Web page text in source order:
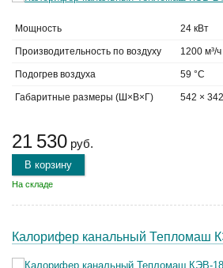
Мощность 24 кВт
Производительность по воздуху 1200 м³/ч
Подогрев воздуха 59 °C
Габаритные размеры (Ш×В×Г) 542 ×
21 530 руб.
В корзину
На складе
Калорифер канальный Тепломаш